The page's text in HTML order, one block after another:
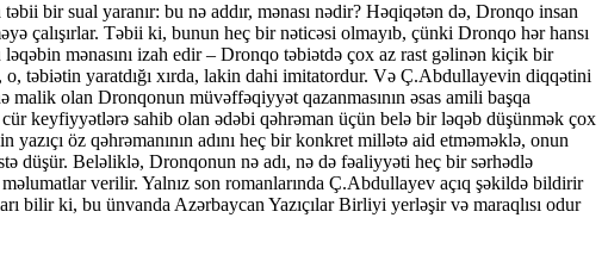
bir sual yaranır: bu nə addır, mənası nədir? Həqiqətən də, Dronqo insan
çalışırlar. Təbii ki, bunun heç bir nəticəsi olmayıb, çünki Dronqo hər hansı
mənasını izah edir – Dronqo təbiətdə çox az rast gəlinən kiçik bir
təbiətin yaratdığı xırda, lakin dahi imitatordur. Və Ç.Abdullayevin diqqətini
olan Dronqonun müvəffəqiyyət qazanmasının əsas amili başqa
keyfiyyətlərə sahib olan ədəbi qəhrəman üçün belə bir ləqəb düşünmək çox
öz qəhrəmanının adını heç bir konkret millətə aid etməməklə, onun
düşür. Beləliklə, Dronqonun nə adı, nə də fəaliyyəti heç bir sərhədlə
verilir. Yalnız son romanlarında Ç.Abdullayev açıq şəkildə bildirir
bilir ki, bu ünvanda Azərbaycan Yazıçılar Birliyi yerləşir və maraqlısı odur